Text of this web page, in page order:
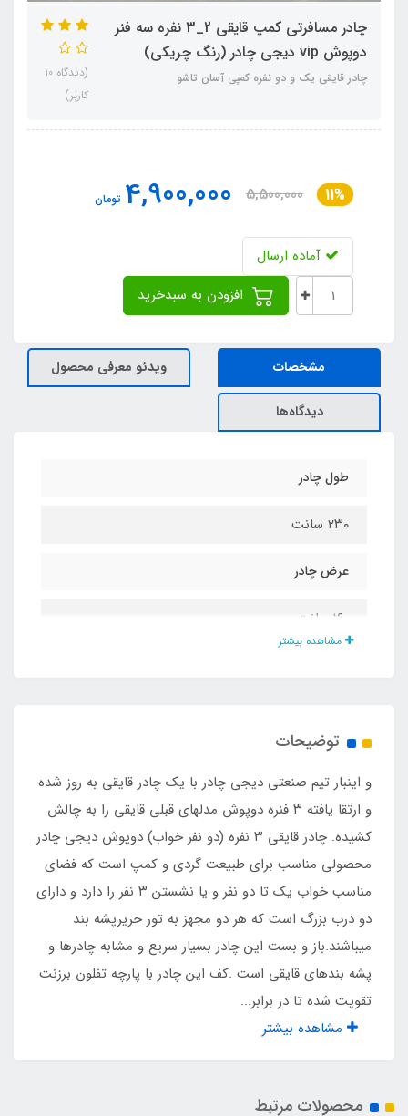
چادر مسافرتی کمپ قایقی 2_3 نفره سه فنر
دوپوش vip دیجی چادر (رنگ چریکی)
چادر قایقی یک و دو نفره کمپی آسان تاشو
(دیدگاه 10
کاربر)
11%
5,500,000
4,900,000 تومان
آماده ارسال
مشخصات ویدئو معرفی محصول
دیدگاه‌ها
طول چادر
۲۳۰ سانت
عرض چادر
۱۶۰ سانت
دارد
3500 گرم
قطر جمع شده کیف چادر
۷۵ سانت
مناسب برای خواب
مشاهده بیشتر
توضیحات
و اینبار تیم صنعتی دیجی چادر با یک چادر قایقی به روز شده
و ارتقا یافته ۳ فنره دوپوش مدلهای قبلی قایقی را به چالش
کشیده. چادر قایقی ۳ نفره (دو نفر خواب) دوپوش دیجی چادر
محصولی مناسب برای طبیعت گردی و کمپ است که فضای
مناسب خواب یک تا دو نفر و یا نشستن ۳ نفر را دارد و دارای
دو درب بزرگ است که هر دو مجهز به تور حریرپشه بند
میباشند.باز و بست این چادر بسیار سریع و مشابه چادرها و
پشه بندهای قایقی است .کف این چادر با پارچه تفلون برزنت
تقویت شده تا در برابر...
مشاهده بیشتر
محصولات مرتبط